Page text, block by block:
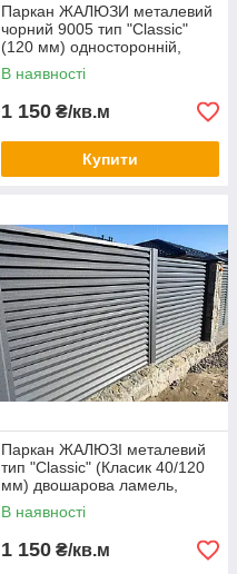
Паркан ЖАЛЮЗИ металевий
чорний 9005 тип "Classic"
(120 мм) односторонній,
двосторонній покриття
В наявності
1 150 ₴/кв.м
Купити
Паркан ЖАЛЮЗІ металевий
тип "Classic" (Класик 40/120
мм) двошарова ламель,
двостороння
В наявності
1 150 ₴/кв.м